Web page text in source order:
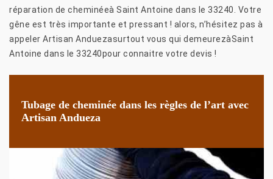
réparation de cheminéeà Saint Antoine dans le 33240. Votre
gêne est très importante et pressant ! alors, n’hésitez pas à
appeler Artisan Anduezasurtout vous qui demeurezàSaint
Antoine dans le 33240pour connaitre votre devis !
Tubage de cheminée dans les règles de l’art avec
Artisan Andueza